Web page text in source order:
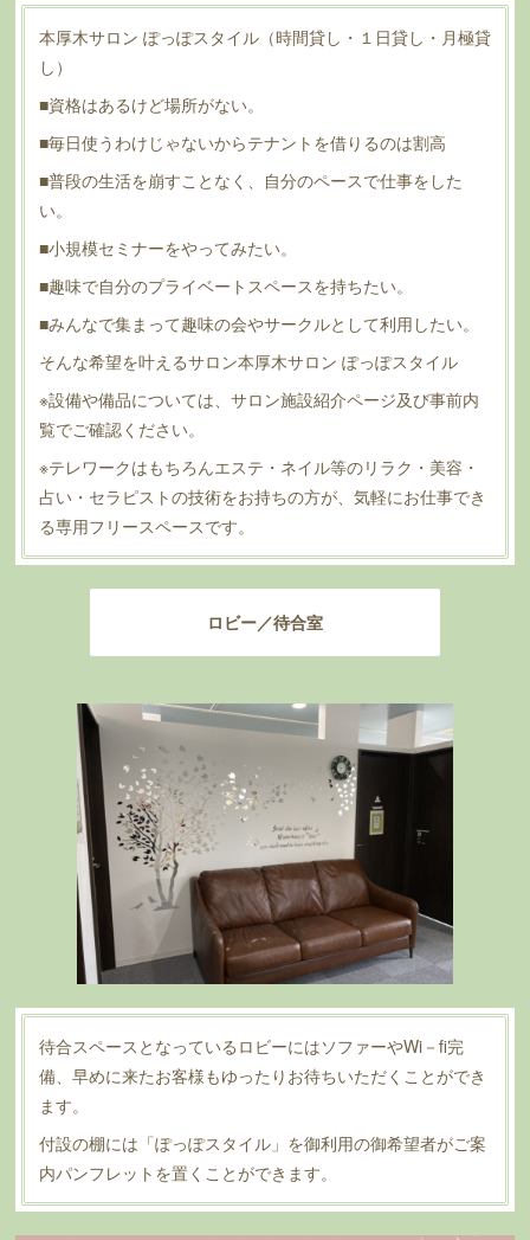
本厚木サロン ぽっぽスタイル（時間貸し・１日貸し・月極貸
し）
■資格はあるけど場所がない。
■毎日使うわけじゃないからテナントを借りるのは割高
■普段の生活を崩すことなく、自分のペースで仕事をした
い。
■小規模セミナーをやってみたい。
■趣味で自分のプライベートスペースを持ちたい。
■みんなで集まって趣味の会やサークルとして利用したい。
そんな希望を叶えるサロン本厚木サロン ぽっぽスタイル
※設備や備品については、サロン施設紹介ページ及び事前内
覧でご確認ください。
※テレワークはもちろんエステ・ネイル等のリラク・美容・
占い・セラピストの技術をお持ちの方が、気軽にお仕事でき
る専用フリースペースです。
ロビー／待合室
待合スペースとなっているロビーにはソファーやWi－fi完
備、早めに来たお客様もゆったりお待ちいただくことができ
ます。
付設の棚には「ぽっぽスタイル」を御利用の御希望者がご案
内パンフレットを置くことができます。